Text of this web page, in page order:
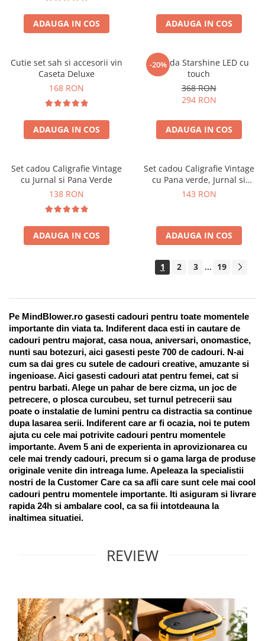
ADAUGA IN COS ADAUGA IN COS
Cutie set sah si accesorii vin
Caseta Deluxe
168 RON
ADAUGA IN COS
-20%
Oglinda Starshine LED cu
touch
368 RON
294 RON
ADAUGA IN COS
Set cadou Caligrafie Vintage
cu Jurnal si Pana Verde
138 RON
ADAUGA IN COS
Set cadou Caligrafie Vintage
cu Pana verde, Jurnal si
Suport pentru stilou, 9 piese
143 RON
ADAUGA IN COS
1 2 3 ... 19
Pe MindBlower.ro gasesti cadouri pentru toate momentele
importante din viata ta. Indiferent daca esti in cautare de
cadouri pentru majorat, casa noua, aniversari, onomastice,
nunti sau botezuri, aici gasesti peste 700 de cadouri. N-ai
cum sa dai gres cu sutele de cadouri creative, amuzante si
ingenioase. Aici gasesti cadouri atat pentru femei, cat si
pentru barbati. Alege un pahar de bere cizma, un joc de
petrecere, o plosca curcubeu, set turnul petrecerii sau
poate o instalatie de lumini pentru ca distractia sa continue
dupa lasarea serii. Indiferent care ar fi ocazia, noi te putem
ajuta cu cele mai potrivite cadouri pentru momentele
importante. Avem 5 ani de experienta in aprovizionarea cu
cele mai trendy cadouri, precum si o gama larga de produse
originale venite din intreaga lume. Apeleaza la specialistii
nostri de la Customer Care ca sa afli care sunt cele mai cool
cadouri pentru momentele importante. Iti asiguram si livrare
rapida 24h si ambalare cool, ca sa fii intotdeauna la
inaltimea situatiei.
REVIEW